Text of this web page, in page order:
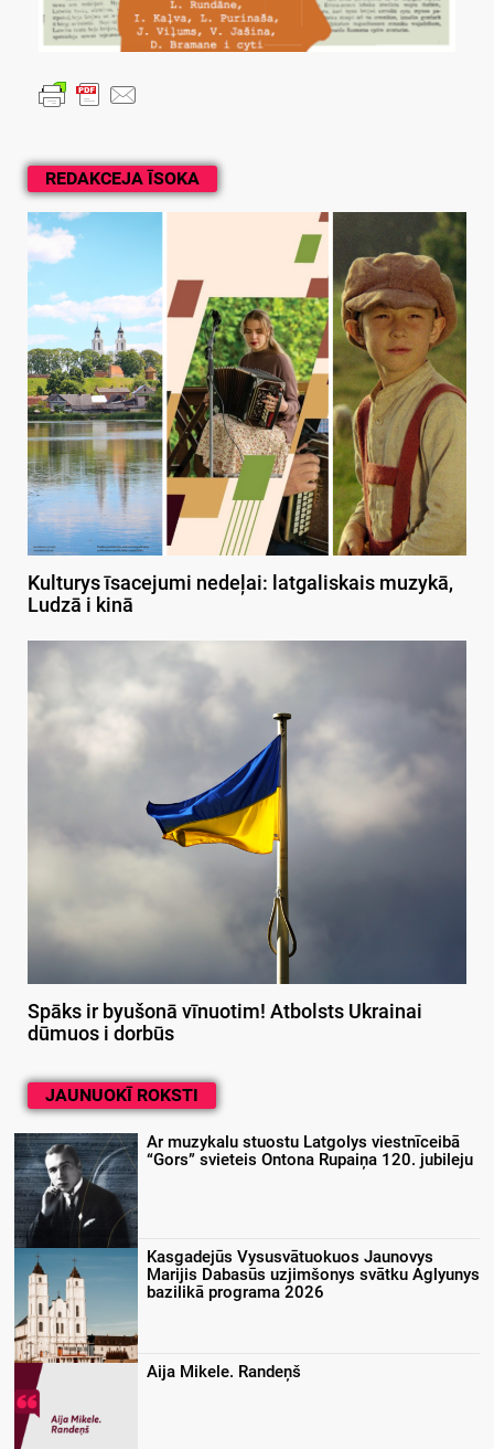
REDAKCEJA ĪSOKA
Kulturys īsacejumi nedeļai: latgaliskais muzykā,
Ludzā i kinā
Spāks ir byušonā vīnuotim! Atbolsts Ukrainai
dūmuos i dorbūs
JAUNUOKĪ ROKSTI
Ar muzykalu stuostu Latgolys viestnīceibā
“Gors” svieteis Ontona Rupaiņa 120. jubileju
Kasgadejūs Vysusvātuokuos Jaunovys
Marijis Dabasūs uzjimšonys svātku Aglyunys
bazilikā programa 2026
Aija Mikele. Randeņš